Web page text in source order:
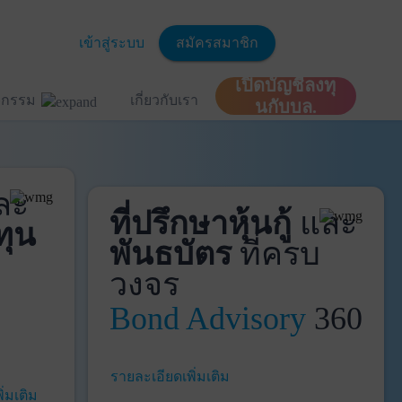
เข้าสู่ระบบ สมัครสมาชิก
รรม เกี่ยวกับเรา
เปิดบัญชีลงทุ
นกับบล.
ะ
น
มเติม
ที่ปรึกษาหุ้นกู้ และ
พันธบัตรที่ครบ
วงจร
Bond Advisory360
รายละเอียดเพิ่มเติม